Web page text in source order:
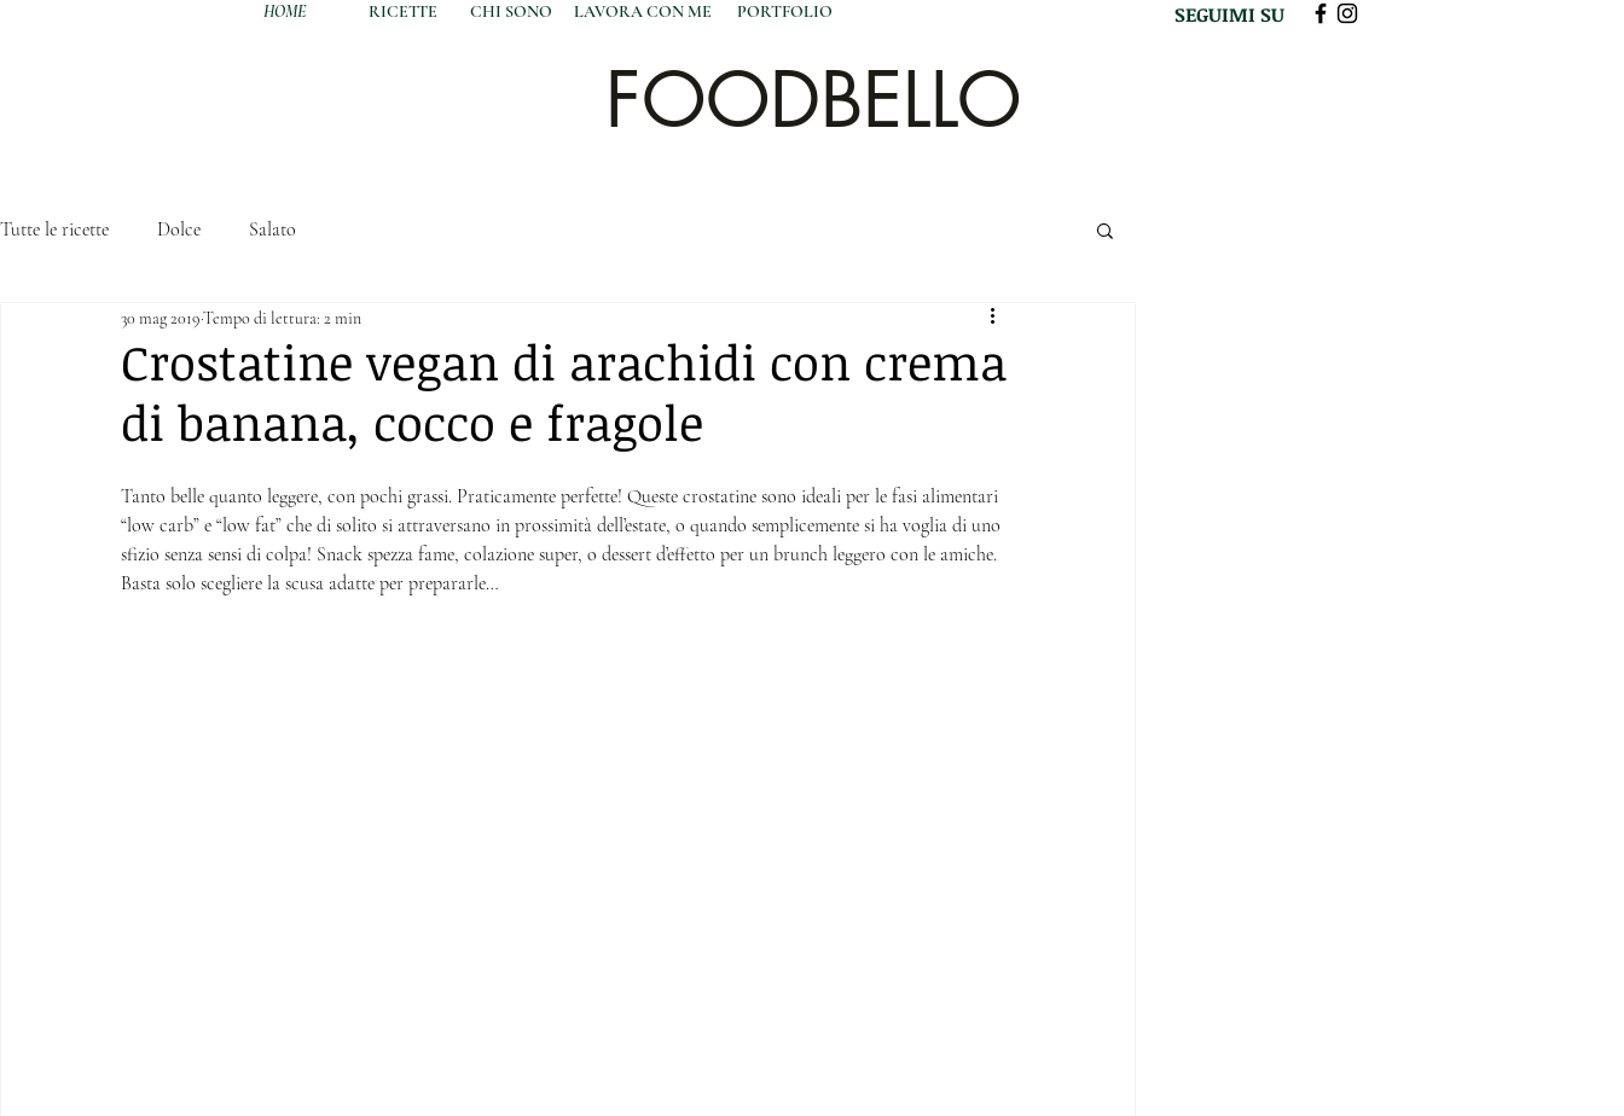
HOME RICETTE CHI SONO LAVORA CON ME PORTFOLIO SEGUIMI SU
FOODBELLO
Tutte le ricette Dolce Salato
Crostatine vegan di arachidi con crema
di banana, cocco e fragole
30 mag 2019Tempo di lettura: 2 min
Tanto belle quanto leggere, con pochi grassi. Praticamente perfette! Queste crostatine sono ideali per le fasi alimentari
“low carb” e “low fat” che di solito si attraversano in prossimità dell’estate, o quando semplicemente si ha voglia di uno
sfizio senza sensi di colpa! Snack spezza fame, colazione super, o dessert d’effetto per un brunch leggero con le amiche.
Basta solo scegliere la scusa adatte per prepararle…